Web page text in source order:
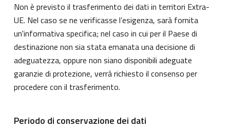
Non è previsto il trasferimento dei dati in territori Extra-
UE. Nel caso se ne verificasse l’esigenza, sarà fornita
un'informativa specifica; nel caso in cui per il Paese di
destinazione non sia stata emanata una decisione di
adeguatezza, oppure non siano disponibili adeguate
garanzie di protezione, verrà richiesto il consenso per
procedere con il trasferimento.
Periodo di conservazione dei dati